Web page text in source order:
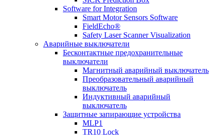
Software for Integration
Smart Motor Sensors Software
FieldEcho®
Safety Laser Scanner Visualization
Аварийные выключатели
Бесконтактные предохранительные
выключатели
Магнитный аварийный выключатель
Преобразовательный аварийный
выключатель
Индуктивный аварийный
выключатель
Защитные запирающие устройства
MLP1
TR10 Lock